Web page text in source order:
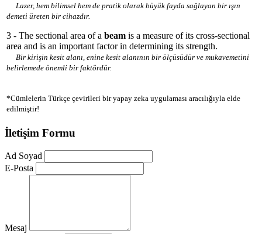
Lazer, hem bilimsel hem de pratik olarak büyük fayda sağlayan bir ışın
demeti üreten bir cihazdır.
3 - The sectional area of a beam is a measure of its cross-sectional
area and is an important factor in determining its strength.
Bir kirişin kesit alanı, enine kesit alanının bir ölçüsüdür ve mukavemetini
belirlemede önemli bir faktördür.
*Cümlelerin Türkçe çevirileri bir yapay zeka uygulaması aracılığıyla elde
edilmiştir!
İletişim Formu
Ad Soyad
E-Posta
Mesaj